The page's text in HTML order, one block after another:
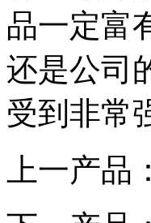
品一定富
还是公司
受到非常
上一产品